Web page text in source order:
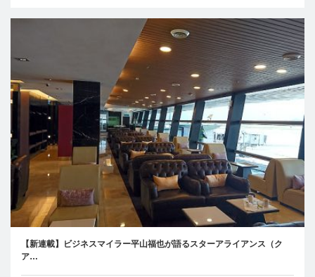
【新連載】ビジネスマイラー平山福也が語るスターアライアンス（ク
ア…